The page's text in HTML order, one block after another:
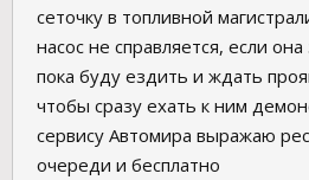
сеточку в топливной
насос не справляется, если она
пока буду ездить и ждать
чтобы сразу ехать к ним
сервису Автомира выражаю
очереди и бесплатно